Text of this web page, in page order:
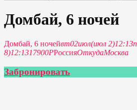
Домбай, 6 ночей
Домбай, 6 ночейвт02июл(июл 2)12:13
8)12:1317900РРоссияОткудаМосква
Забронировать